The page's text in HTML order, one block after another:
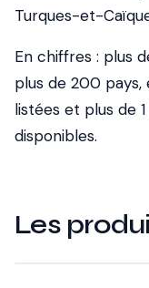
Turques-et-
En chiffres : plus
plus de 200
listées et plus de
disponibles.
Les